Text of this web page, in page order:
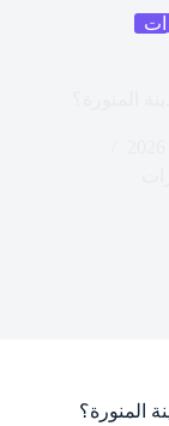
المنورة؟